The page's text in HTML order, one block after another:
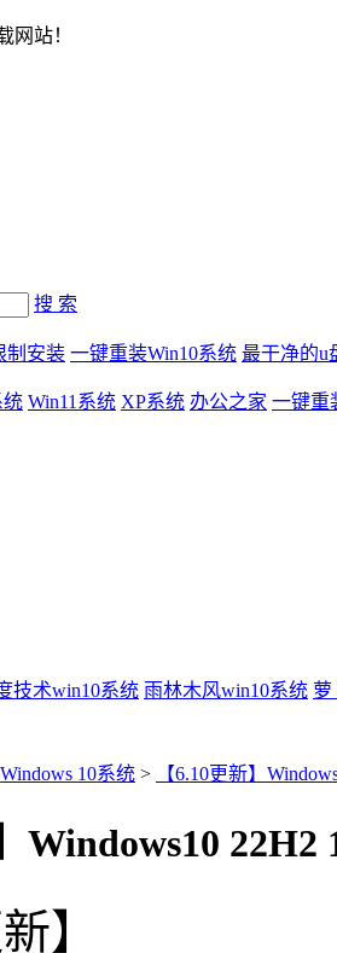
网站！
搜 索
制安装 一键重装Win10系统 最干净的u
统 Win11系统 XP系统 办公之家 一键重
技术win10系统 雨林木风win10系统 萝
Windows 10系统 > 【6.10更新】
Windows10